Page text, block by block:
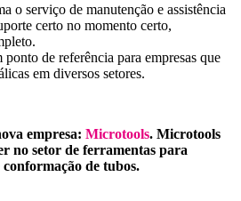
o serviço de manutenção e assistência
certo no momento certo,
de referência para empresas que
em diversos setores.
empresa: Microtools. Microtools
no setor de ferramentas para
de tubos.